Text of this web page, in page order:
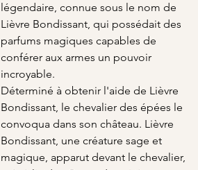
accompagnée de petits éclats de pierres
précieuses, créant ainsi un spectacle
éblouissant de merveilles naturelles.
L'essence de ces bougies est encore
rehaussée par les délicates fleurs sèches.
légendaire, connue sous le nom de
Lièvre Bondissant, qui possédait des
parfums magiques capables de
conférer aux armes un pouvoir
incroyable.
Déterminé à obtenir l'aide de Lièvre
Bondissant, le chevalier des épées le
convoqua dans son château. Lièvre
Bondissant, une créature sage et
magique, apparut devant le chevalier,